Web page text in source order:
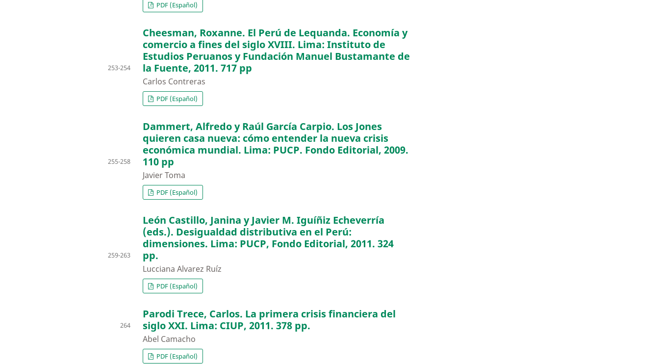
PDF (Español)
Cheesman, Roxanne. El Perú de Lequanda. Economía y
comercio a fines del siglo XVIII. Lima: Instituto de
Estudios Peruanos y Fundación Manuel Bustamante de
la Fuente, 2011. 717 pp
Carlos Contreras
253-254
PDF (Español)
Dammert, Alfredo y Raúl García Carpio. Los Jones
quieren casa nueva: cómo entender la nueva crisis
económica mundial. Lima: PUCP. Fondo Editorial, 2009.
110 pp
Javier Toma
255-258
PDF (Español)
León Castillo, Janina y Javier M. Iguíñiz Echeverría
(eds.). Desigualdad distributiva en el Perú:
dimensiones. Lima: PUCP, Fondo Editorial, 2011. 324
pp.
Lucciana Alvarez Ruíz
259-263
PDF (Español)
Parodi Trece, Carlos. La primera crisis financiera del
siglo XXI. Lima: CIUP, 2011. 378 pp.
Abel Camacho
264
PDF (Español)